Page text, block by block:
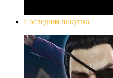
Последняя покупка